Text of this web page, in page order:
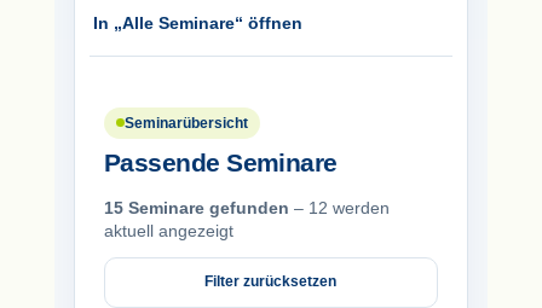
In „Alle Seminare“ öffnen
Seminarübersicht
Passende Seminare
15 Seminare gefunden – 12 werden
aktuell angezeigt
Filter zurücksetzen